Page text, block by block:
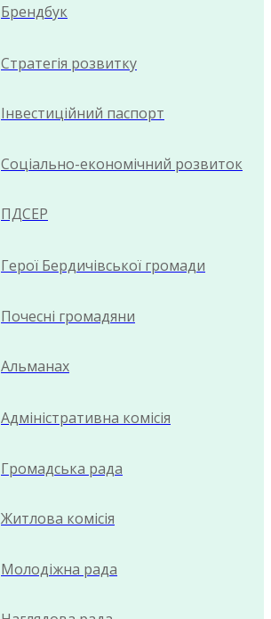
Брендбук
Стратегія розвитку
Інвестиційний паспорт
Соціально-економічний розвиток
ПДСЕР
Герої Бердичівської громади
Почесні громадяни
Альманах
Адміністративна комісія
Громадська рада
Житлова комісія
Молодіжна рада